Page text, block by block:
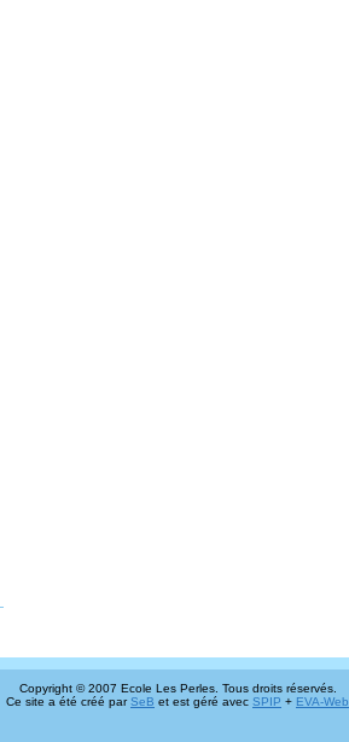
Copyright © 2007 Ecole Les Perles. Tous droits réservés.
Ce site a été créé parSeB et est géré avec SPIP + EVA-Web